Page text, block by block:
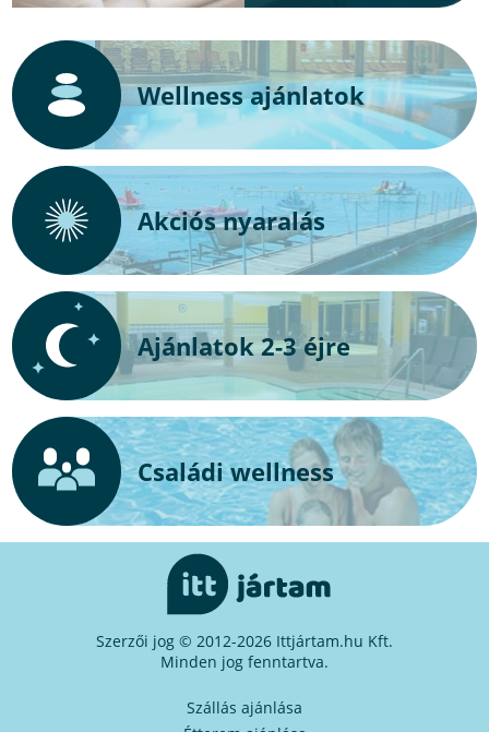
Wellness ajánlatok
Akciós nyaralás
Ajánlatok 2-3 éjre
Családi wellness
Szerzői jog © 2012-2026 Ittjártam.hu Kft.
Minden jog fenntartva.
Szállás ajánlása